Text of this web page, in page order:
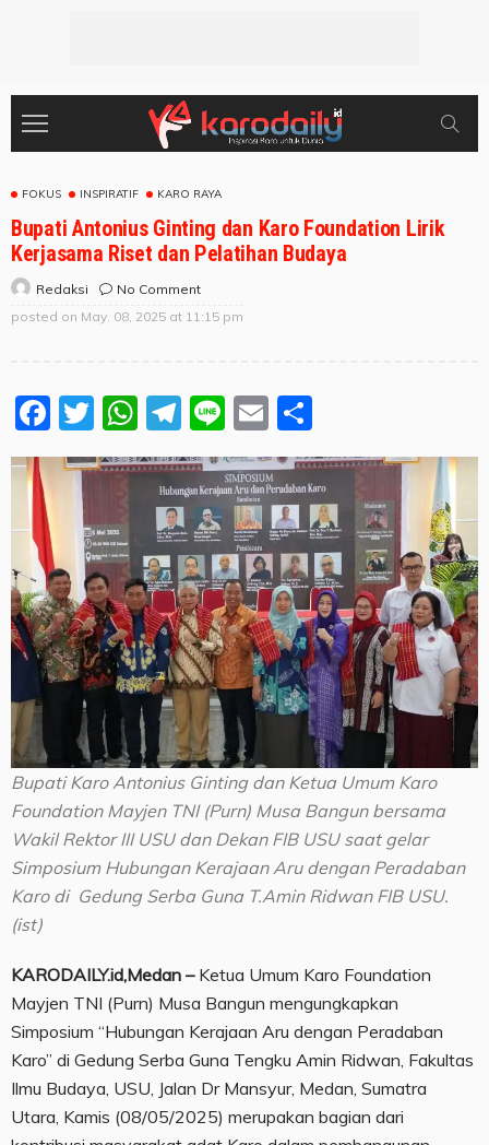
FOKUS INSPIRATIF KARO RAYA
Bupati Antonius Ginting dan Karo Foundation Lirik
Kerjasama Riset dan Pelatihan Budaya
Redaksi
No Comment
posted on May. 08, 2025 at 11:15 pm
Facebook
Twitter
WhatsApp
Telegram
LineEmail
Bupati Karo Antonius Ginting dan Ketua Umum Karo
Foundation Mayjen TNI (Purn) Musa Bangun bersama
Wakil Rektor III USU dan Dekan FIB USU saat gelar
Simposium Hubungan Kerajaan Aru dengan Peradaban
Karo di Gedung Serba Guna T.Amin Ridwan FIB USU.
(ist)
KARODAILY.id,Medan –Ketua Umum Karo Foundation
Mayjen TNI (Purn) Musa Bangun mengungkapkan
Simposium “Hubungan Kerajaan Aru dengan Peradaban
Karo” di Gedung Serba Guna Tengku Amin Ridwan, Fakultas
Ilmu Budaya, USU, Jalan Dr Mansyur, Medan, Sumatra
Utara, Kamis (08/05/2025) merupakan bagian dari